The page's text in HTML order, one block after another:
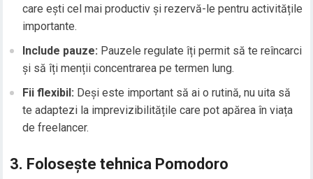
care ești cel mai productiv și rezervă-le pentru activitățile
importante.
Include pauze: Pauzele regulate îți permit să te reîncarci
și să îți menții concentrarea pe termen lung.
Fii flexibil: Deși este important să ai o rutină, nu uita să
te adaptezi la imprevizibilitățile care pot apărea în viața
de freelancer.
3. Folosește tehnica Pomodoro